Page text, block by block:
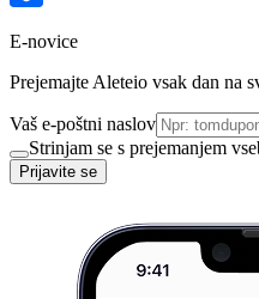
E-novice
Prejemajte Aleteio vsak dan na
Vaš e-poštni naslov
Strinjam se s prejemanjem
Prijavite se